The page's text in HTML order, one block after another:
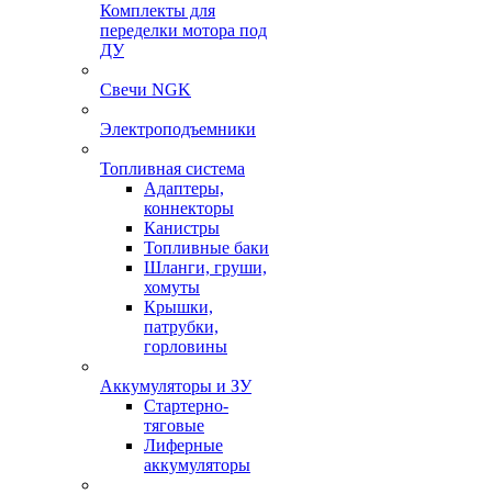
Комплекты для
переделки мотора под
ДУ
Свечи NGK
Электроподъемники
Топливная система
Адаптеры,
коннекторы
Канистры
Топливные баки
Шланги, груши,
хомуты
Крышки,
патрубки,
горловины
Аккумуляторы и ЗУ
Стартерно-
тяговые
Лиферные
аккумуляторы